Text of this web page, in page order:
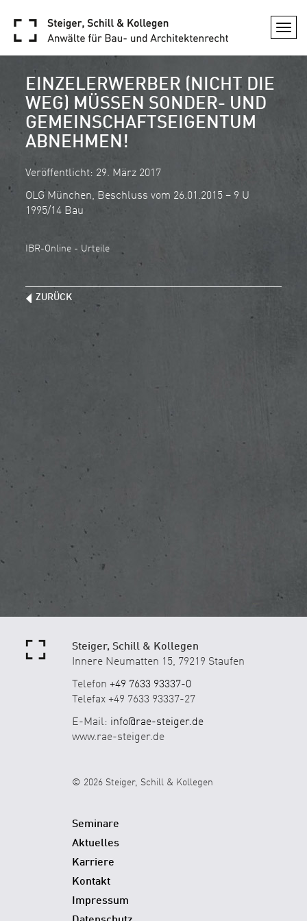
EINZELERWERBER (NICHT DIE
WEG) MÜSSEN SONDER- UND
GEMEINSCHAFTSEIGENTUM
ABNEHMEN!
Veröffentlicht: 29. März 2017
OLG München, Beschluss vom 26.01.2015 – 9 U
1995/14 Bau
IBR-Online - Urteile
ZURÜCK
Steiger, Schill & Kollegen
Innere Neumatten 15, 79219 Staufen
Telefon +49 7633 93337-0
Telefax +49 7633 93337-27
E-Mail: info@rae-steiger.de
www.rae-steiger.de
© 2026 Steiger, Schill & Kollegen
Seminare
Aktuelles
Karriere
Kontakt
Impressum